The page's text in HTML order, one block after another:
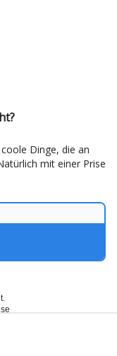
Dinge, die an
mit einer Prise